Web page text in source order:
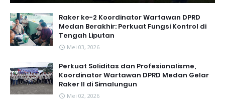
Raker ke-2 Koordinator Wartawan DPRD
Medan Berakhir: Perkuat Fungsi Kontrol di
Tengah Liputan
Mei 03, 2026
Perkuat Soliditas dan Profesionalisme,
Koordinator Wartawan DPRD Medan Gelar
Raker II di Simalungun
Mei 02, 2026